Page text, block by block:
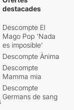
destacades
Descompte El
Mago Pop 'Nada
es imposible'
Descompte Ànima
Descompte
Mamma mia
Descompte
Germans de sang